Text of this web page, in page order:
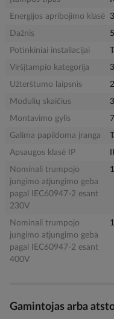
Energijos apribojimo klasė
3
Dažnis
Potinkiniai instaliacijai
Viršįtampio kategorija
3
Užterštumo laipsnis
2
Modulių skaičius
3
Montavimo gylis
Galima papildoma įranga
Apsaugos klasė IP
Nominali trumpojo
jungimo atjungimo geba
pagal IEC60947-2 esant
230V
Nominali trumpojo
jungimo atjungimo geba
pagal IEC60947-2 esant
400V
Gamintojas arba